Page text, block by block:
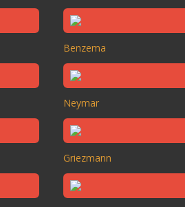
Benzema
Neymar
Griezmann